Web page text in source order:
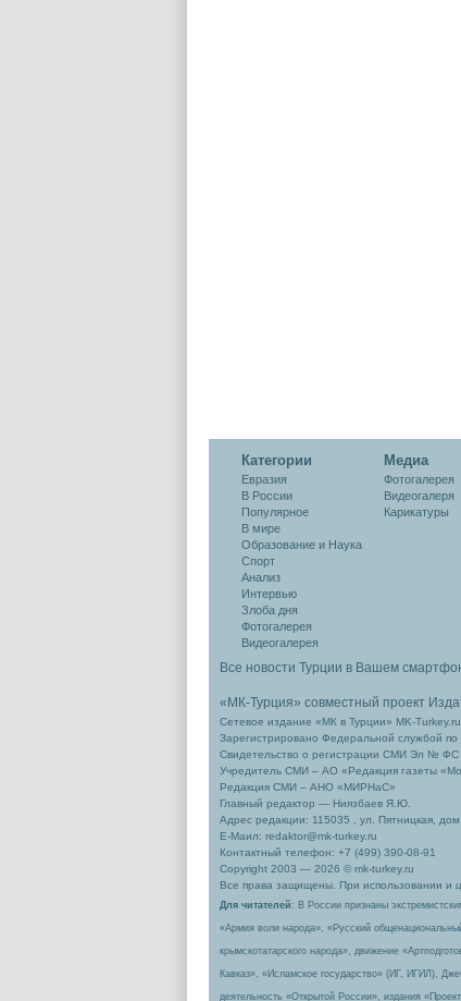
Категории
Евразия
В России
Популярное
В мире
Образование и Наука
Спорт
Анализ
Интервью
Злоба дня
Фотогалерея
Видеогалерея
Медиа
Фотогалерея
Видеогалеря
Карикатуры
Все новости Турции в Вашем
«МК-Турция» совместный проект
Сетевое издание «МК в Турции» MK-
Зарегистрировано Федеральной службой
Свидетельство о регистрации СМИ Эл № ФС
Учредитель СМИ – АО «Редакция газеты
Редакция СМИ – АНО «МИРНаС»
Главный редактор — Ниязбаев Я.Ю.
Адрес редакции: 115035 , ул. Пятницкая,
Е-Маил: redaktor@mk-turkey.ru
Контактный телефон: +7 (499) 390-08-91
Copyright 2003 — 2026 © mk-turkey.ru
Все права защищены. При использовании и
Для читателей : В России признаны
«Армия воли народа», «Русский
крымскотатарского народа», движение
Кавказ», «Исламское государство» (ИГ, ИГИЛ),
деятельность «Открытой России», издания